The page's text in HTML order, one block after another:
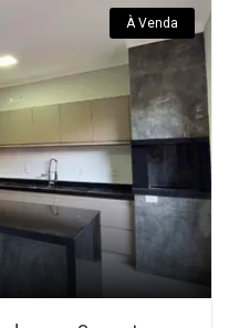
À Venda